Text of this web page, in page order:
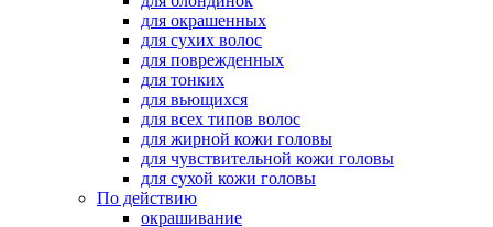
для окрашенных
для сухих волос
для поврежденных
для тонких
для вьющихся
для всех типов волос
для жирной кожи головы
для чувствительной кожи головы
для сухой кожи головы
По действию
окрашивание